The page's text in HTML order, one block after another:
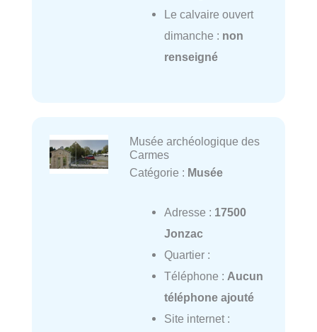
Le calvaire ouvert
dimanche : non
renseigné
Musée archéologique des
Carmes
Catégorie : Musée
Adresse : 17500
Jonzac
Quartier :
Téléphone : Aucun
téléphone ajouté
Site internet :